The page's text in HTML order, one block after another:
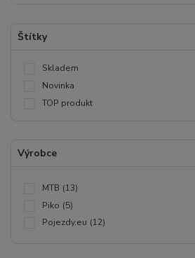
Štítky
Skladem
Novinka
TOP produkt
Výrobce
MTB (13)
Piko (5)
Pojezdy.eu (12)